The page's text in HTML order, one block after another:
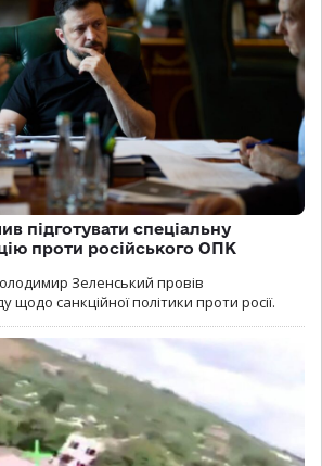
підготувати спеціальну
проти російського ОПК
Зеленський провів
щодо санкційної політики проти росії.